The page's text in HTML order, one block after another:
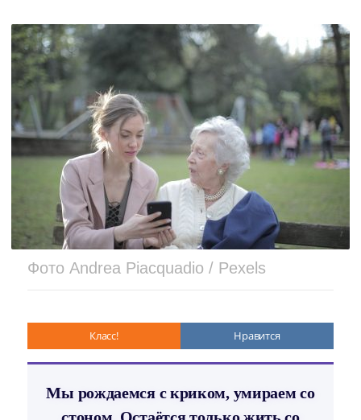
Фото Andrea Piacquadio / Pexels
Класс! Нравится
Мы рождаемся с криком, умираем со